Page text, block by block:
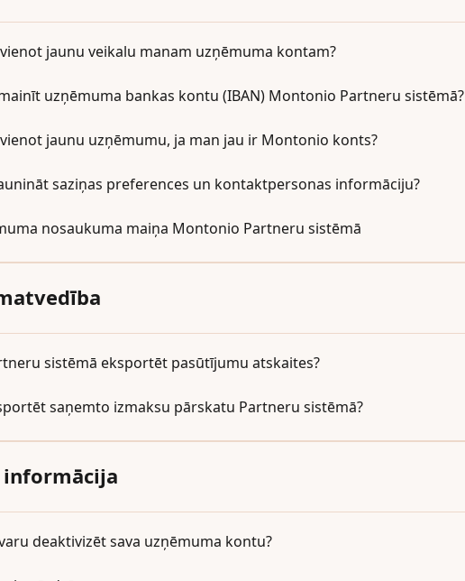
jaunu veikalu manam uzņēmuma kontam?
uzņēmuma bankas kontu (IBAN) Montonio Partneru sistēmā?
jaunu uzņēmumu, ja man jau ir Montonio konts?
saziņas preferences un kontaktpersonas informāciju?
nosaukuma maiņa Montonio Partneru sistēmā
sistēmā eksportēt pasūtījumu atskaites?
saņemto izmaksu pārskatu Partneru sistēmā?
informācija
deaktivizēt sava uzņēmuma kontu?